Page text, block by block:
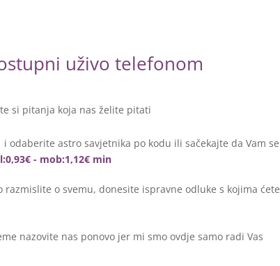
uživo telefonom
si pitanja koja nas želite pitati
i odaberite astro savjetnika po kodu ili sačekajte da Vam se
- mob:1,12€ min
razmislite o svemu, donesite ispravne odluke s kojima ćete
nazovite nas ponovo jer mi smo ovdje samo radi Vas